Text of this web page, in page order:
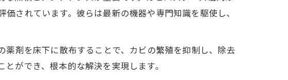
されています。彼らは最新の機器や専門知識を駆使し、
剤を床下に散布することで、カビの繁殖を抑制し、除去
ができ、根本的な解決を実現します。